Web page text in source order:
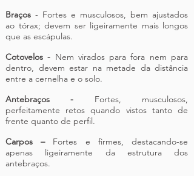
Braços - Fortes e musculosos, bem ajustados
ao tórax; devem ser ligeiramente mais longos
que as escápulas.
Cotovelos - Nem virados para fora nem para
dentro, devem estar na metade da distância
entre a cernelha e o solo.
Antebraços - Fortes, musculosos,
perfeitamente retos quando vistos tanto de
frente quanto de perfil.
Carpos –Fortes e firmes, destacando-se
apenas ligeiramente da estrutura dos
antebraços.